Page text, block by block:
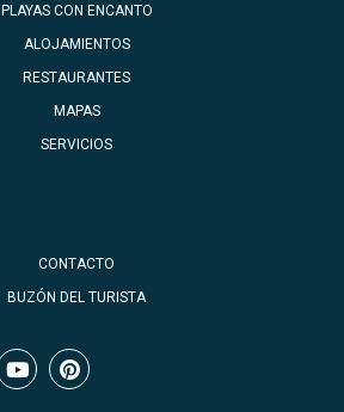
PLAYAS CON ENCANTO
ALOJAMIENTOS
RESTAURANTES
MAPAS
SERVICIOS
CONTACTO
BUZÓN DEL TURISTA